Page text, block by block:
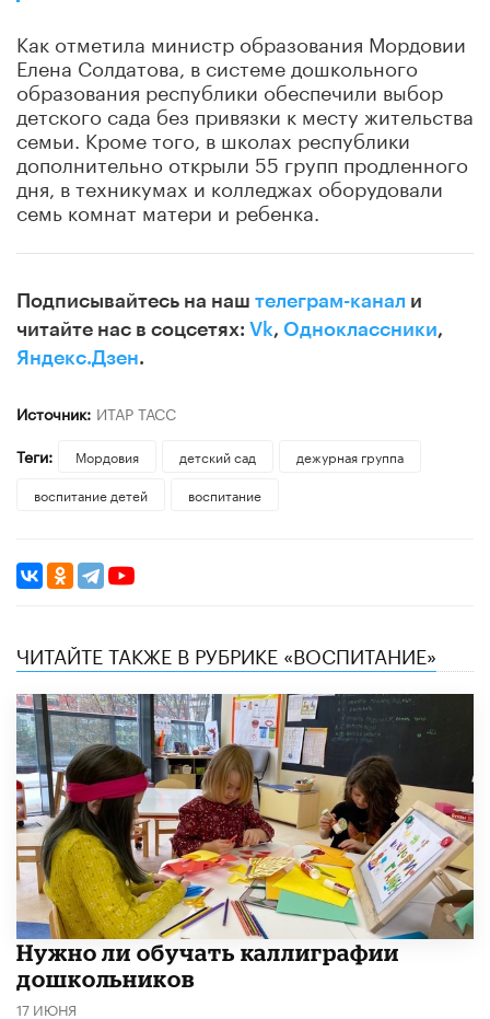
Как отметила министр образования Мордовии
Елена Солдатова, в системе дошкольного
образования республики обеспечили выбор
детского сада без привязки к месту жительства
семьи. Кроме того, в школах республики
дополнительно открыли 55 групп продленного
дня, в техникумах и колледжах оборудовали
семь комнат матери и ребенка.
Подписывайтесь на наш телеграм-канал и
читайте нас в соцсетях: Vk, Одноклассники,
Яндекс.Дзен.
Источник: ИТАР ТАСС
Теги:
Мордовия детский сад
дежурная группа
воспитание детей
воспитание
ЧИТАЙТЕ ТАКЖЕ В РУБРИКЕ «ВОСПИТАНИЕ»
Нужно ли обучать каллиграфии
дошкольников
17 ИЮНЯ